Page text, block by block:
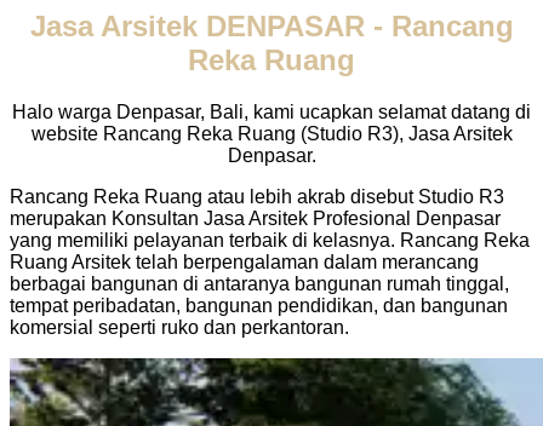
Jasa Arsitek DENPASAR - Rancang
Reka Ruang​
Halo warga Denpasar, Bali, kami ucapkan selamat datang di
website Rancang Reka Ruang (Studio R3), Jasa Arsitek
Denpasar.
Rancang Reka Ruang atau lebih akrab disebut Studio R3
merupakan Konsultan Jasa Arsitek Profesional Denpasar
yang memiliki pelayanan terbaik di kelasnya. Rancang Reka
Ruang Arsitek telah berpengalaman dalam merancang
berbagai bangunan di antaranya bangunan rumah tinggal,
tempat peribadatan, bangunan pendidikan, dan bangunan
komersial seperti ruko dan perkantoran.